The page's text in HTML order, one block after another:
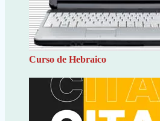
Curso de Hebraico